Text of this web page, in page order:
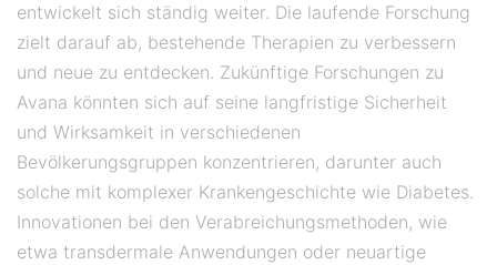
entwickelt sich ständig weiter. Die laufende Forschung
zielt darauf ab, bestehende Therapien zu verbessern
und neue zu entdecken. Zukünftige Forschungen zu
Avana könnten sich auf seine langfristige Sicherheit
und Wirksamkeit in verschiedenen
Bevölkerungsgruppen konzentrieren, darunter auch
solche mit komplexer Krankengeschichte wie Diabetes.
Innovationen bei den Verabreichungsmethoden, wie
etwa transdermale Anwendungen oder neuartige